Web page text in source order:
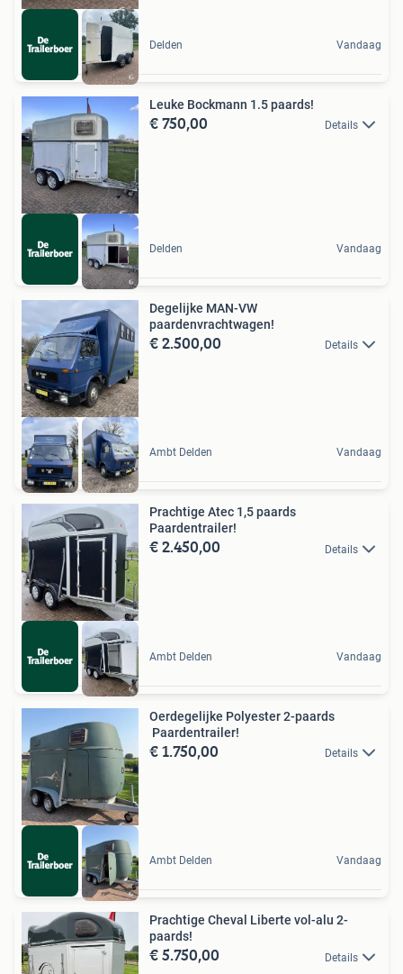
Delden Vandaag
Leuke Bockmann 1.5 paards!
€ 750,00 Details
Delden Vandaag
Degelijke MAN-VW
paardenvrachtwagen!
€ 2.500,00 Details
Ambt Delden Vandaag
Prachtige Atec 1,5 paards
Paardentrailer!
€ 2.450,00 Details
Ambt Delden Vandaag
Oerdegelijke Polyester 2-paards
Paardentrailer!
€ 1.750,00 Details
Ambt Delden Vandaag
Prachtige Cheval Liberte vol-alu 2-
paards!
€ 5.750,00 Details